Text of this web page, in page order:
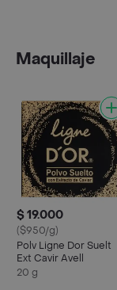
Maquillaje
$ 19.000
($950/g)
Polv Ligne Dor Suelt
Ext Cavir Avell
20 g